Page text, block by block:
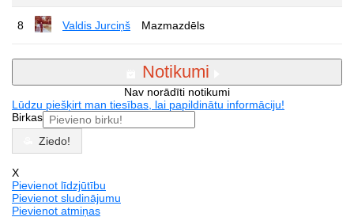
8 Valdis Jurciņš Mazmazdēls
Notikumi
Nav norādīti notikumi
Lūdzu piešķirt man tiesības, lai papildinātu informāciju!
Birkas
Ziedo!
X
Pievienot līdzjūtību
Pievienot sludinājumu
Pievienot atmiņas